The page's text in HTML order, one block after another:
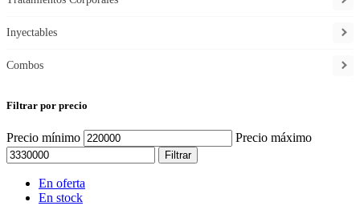
Inyectables
Combos
Filtrar por precio
Precio mínimo Precio máximo
Filtrar
En oferta
En stock